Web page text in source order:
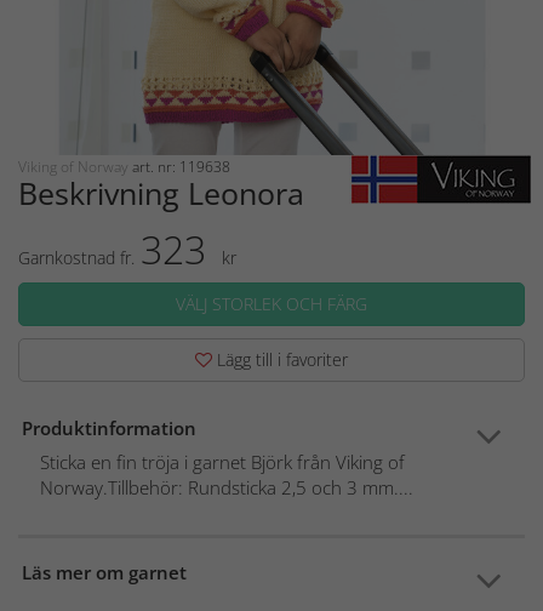
Viking of Norway art. nr: 119638
Beskrivning Leonora
Garnkostnad fr. 323
kr
VÄLJ STORLEK OCH FÄRG
Lägg till i favoriter
Produktinformation
Sticka en fin tröja i garnet Björk från Viking of
Norway.Tillbehör: Rundsticka 2,5 och 3 mm....
Läs mer om garnet